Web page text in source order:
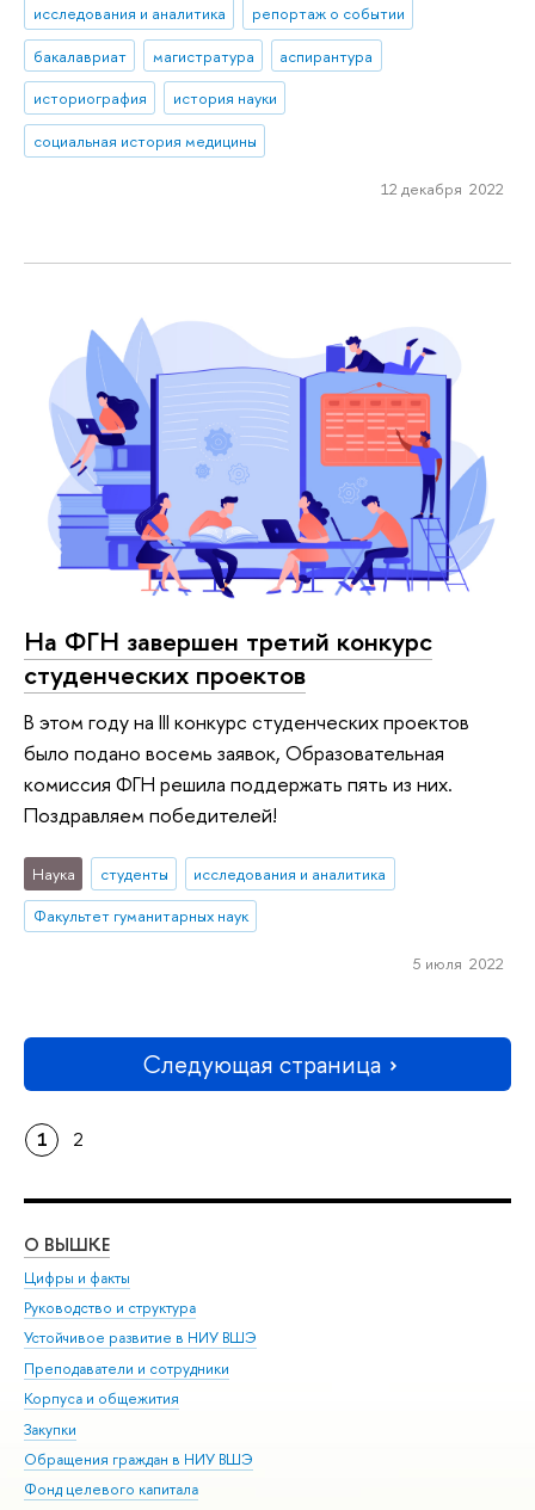
исследования и аналитика
репортаж о событии
бакалавриат
магистратура
аспирантура
историография
история науки
социальная история медицины
12 декабря 2022
На ФГН завершен третий конкурс
студенческих проектов
В этом году на III конкурс студенческих проектов
было подано восемь заявок, Образовательная
комиссия ФГН решила поддержать пять из них.
Поздравляем победителей!
Наука студенты
исследования и аналитика
Факультет гуманитарных наук
5 июля 2022
Следующая страница
1 2
О ВЫШКЕ
Цифры и факты
Руководство и структура
Устойчивое развитие в НИУ ВШЭ
Преподаватели и сотрудники
Корпуса и общежития
Закупки
Обращения граждан в НИУ ВШЭ
Фонд целевого капитала